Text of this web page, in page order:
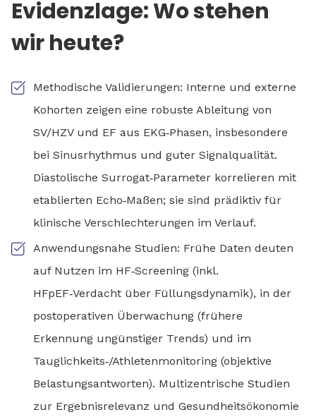
Evidenzlage: Wo stehen
wir heute?
Methodische Validierungen: Interne und externe
Kohorten zeigen eine robuste Ableitung von
SV/HZV und EF aus EKG‑Phasen, insbesondere
bei Sinusrhythmus und guter Signalqualität.
Diastolische Surrogat‑Parameter korrelieren mit
etablierten Echo‑Maßen; sie sind prädiktiv für
klinische Verschlechterungen im Verlauf.
Anwendungsnahe Studien: Frühe Daten deuten
auf Nutzen im HF‑Screening (inkl.
HFpEF‑Verdacht über Füllungsdynamik), in der
postoperativen Überwachung (frühere
Erkennung ungünstiger Trends) und im
Tauglichkeits‑/Athletenmonitoring (objektive
Belastungsantworten). Multizentrische Studien
zur Ergebnisrelevanz und Gesundheitsökonomie